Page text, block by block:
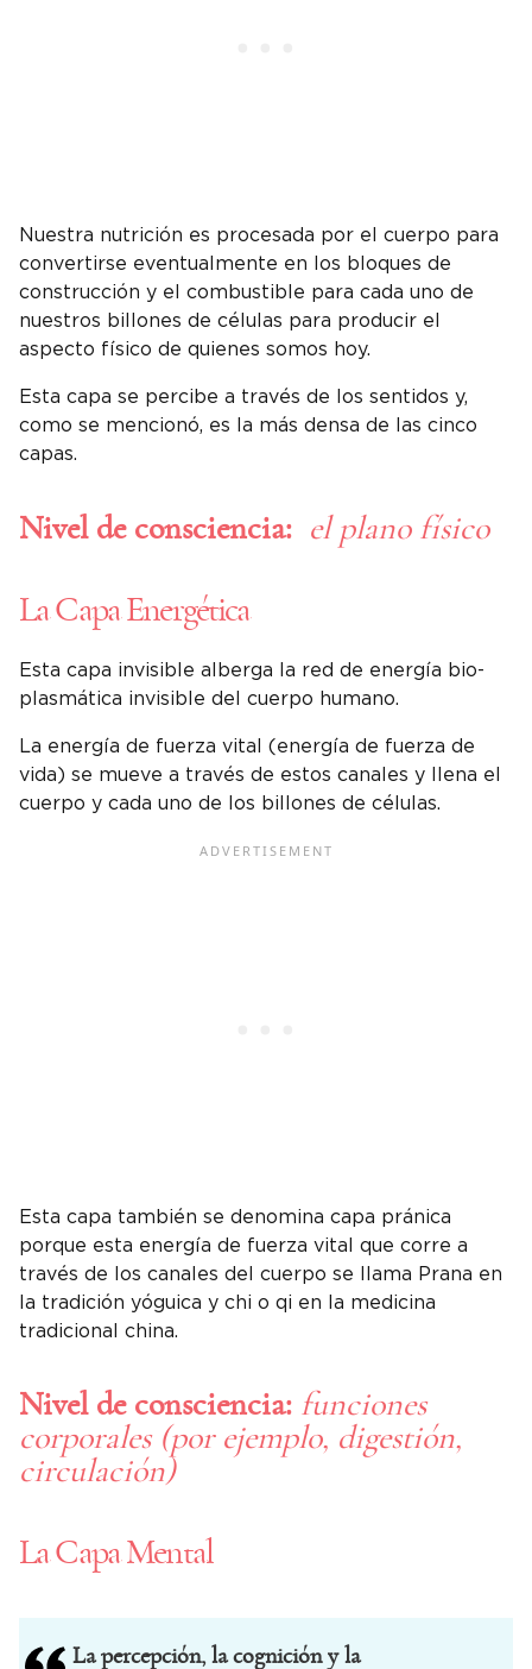
Nuestra nutrición es procesada por el cuerpo para
convertirse eventualmente en los bloques de
construcción y el combustible para cada uno de
nuestros billones de células para producir el
aspecto físico de quienes somos hoy.
Esta capa se percibe a través de los sentidos y,
como se mencionó, es la más densa de las cinco
capas.
Nivel de consciencia: el plano físico
La Capa Energética
Esta capa invisible alberga la red de energía bio-
plasmática invisible del cuerpo humano.
La energía de fuerza vital (energía de fuerza de
vida) se mueve a través de estos canales y llena el
cuerpo y cada uno de los billones de células.
Esta capa también se denomina capa pránica
porque esta energía de fuerza vital que corre a
través de los canales del cuerpo se llama Prana en
la tradición yóguica y chi o qi en la medicina
tradicional china.
Nivel de consciencia: funciones
corporales (por ejemplo, digestión,
circulación)
La Capa Mental
La percepción, la cognición y la